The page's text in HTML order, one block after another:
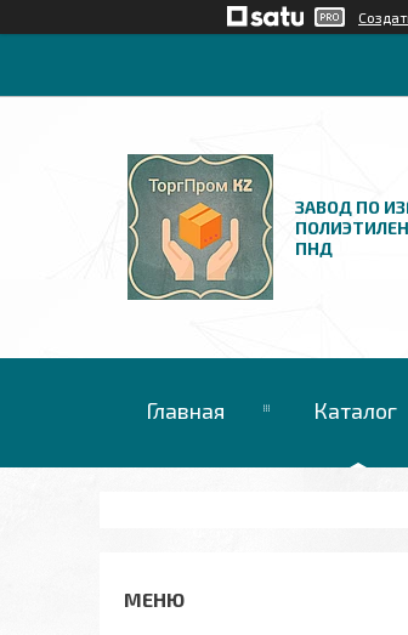
ЗАВОД ПО
ПНД
Главная Каталог